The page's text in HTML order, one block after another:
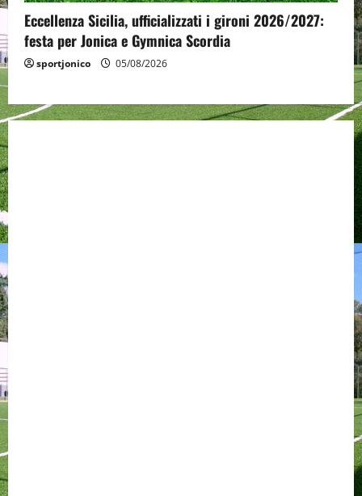
Eccellenza Sicilia, ufficializzati i gironi 2026/2027:
festa per Jonica e Gymnica Scordia
sportjonico 05/08/2026